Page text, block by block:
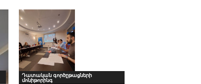
Դատական գործըթացների
մոնիթորինգ